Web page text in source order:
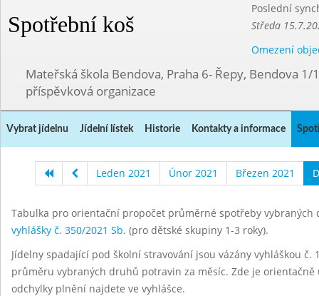
Spotřební koš
Poslední
Středa
Omezení
Mateřská škola Bendova, Praha 6- Řepy, Bendova 1/
příspěvková organizace
Vybrat jídelnu Jídelní lístek Historie Kontakty a informace
Leden 2021 Únor 2021 Březen 2021
Tabulka pro orientační propočet průměrné spotřeby
vyhlášky č. 350/2021 Sb. (pro dětské skupiny 1-3 roky).
Jídelny spadající pod školní stravování jsou vázány vyhláškou
průměru vybraných druhů potravin za měsíc. Zde je
odchylky plnění najdete ve vyhlášce.